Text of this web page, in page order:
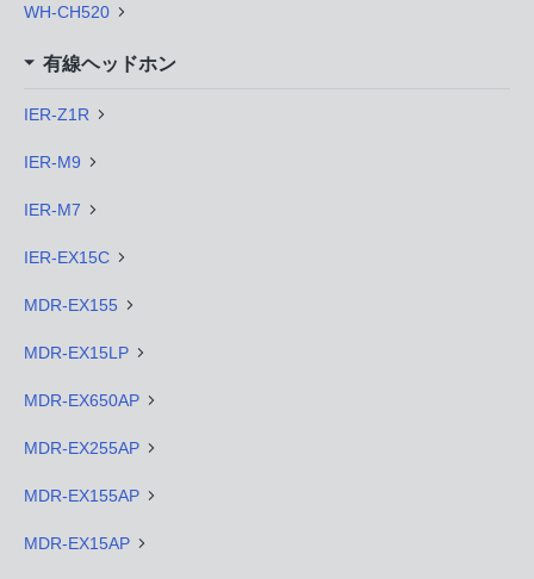
WH-CH520
有線ヘッドホン
IER-Z1R
IER-M9
IER-M7
IER-EX15C
MDR-EX155
MDR-EX15LP
MDR-EX650AP
MDR-EX255AP
MDR-EX155AP
MDR-EX15AP